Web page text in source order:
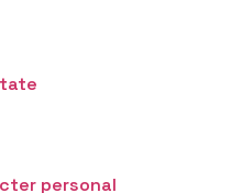
personal